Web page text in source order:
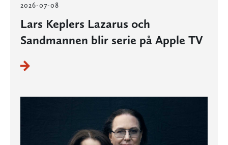
2026-07-08
Lars Keplers Lazarus och
Sandmannen blir serie på Apple TV